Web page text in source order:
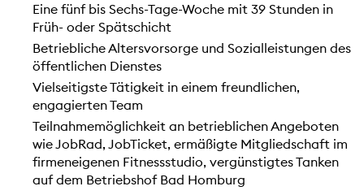
Eine fünf bis Sechs-Tage-Woche mit 39 Stunden in
Früh- oder Spätschicht
Betriebliche Altersvorsorge und Sozialleistungen des
öffentlichen Dienstes
Vielseitigste Tätigkeit in einem freundlichen,
engagierten Team
Teilnahmemöglichkeit an betrieblichen Angeboten
wie JobRad, JobTicket, ermäßigte Mitgliedschaft im
firmeneigenen Fitnessstudio, vergünstigtes Tanken
auf dem Betriebshof Bad Homburg